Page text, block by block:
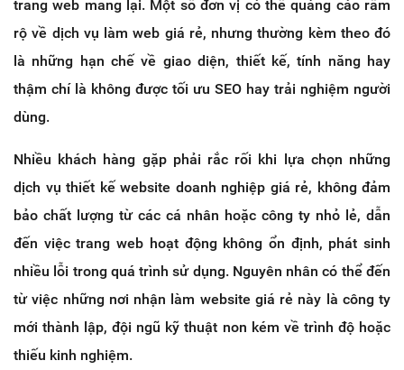
trang web mang lại. Một số đơn vị có thể quảng cáo rầm
rộ về dịch vụ làm web giá rẻ, nhưng thường kèm theo đó
là những hạn chế về giao diện, thiết kế, tính năng hay
thậm chí là không được tối ưu SEO hay trải nghiệm người
dùng.
Nhiều khách hàng gặp phải rắc rối khi lựa chọn những
dịch vụ thiết kế website doanh nghiệp giá rẻ, không đảm
bảo chất lượng từ các cá nhân hoặc công ty nhỏ lẻ, dẫn
đến việc trang web hoạt động không ổn định, phát sinh
nhiều lỗi trong quá trình sử dụng. Nguyên nhân có thể đến
từ việc những nơi nhận làm website giá rẻ này là công ty
mới thành lập, đội ngũ kỹ thuật non kém về trình độ hoặc
thiếu kinh nghiệm.